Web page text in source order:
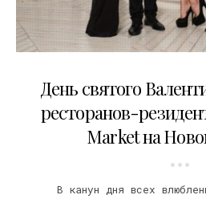
День святого
ресторанов-
Market на
В канун дня всех